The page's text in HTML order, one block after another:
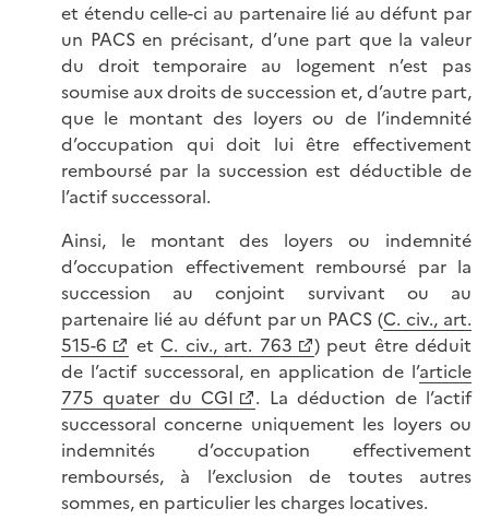
et étendu celle-ci au partenaire lié au défunt par
un PACS en précisant, d’une part que la valeur
du droit temporaire au logement n’est pas
soumise aux droits de succession et, d’autre part,
que le montant des loyers ou de l’indemnité
d’occupation qui doit lui être effectivement
remboursé par la succession est déductible de
l’actif successoral.
Ainsi, le montant des loyers ou indemnité
d’occupation effectivement remboursé par la
succession au conjoint survivant ou au
partenaire lié au défunt par un PACS (C. civ., art.
515-6
et C. civ., art. 763
) peut être déduit
de l’actif successoral, en application de l’article
775 quater du CGI
. La déduction de l’actif
successoral concerne uniquement les loyers ou
indemnités d’occupation effectivement
remboursés, à l’exclusion de toutes autres
sommes, en particulier les charges locatives.